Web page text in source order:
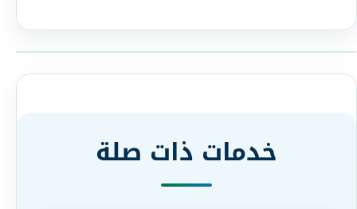
خدمات ذات صلة